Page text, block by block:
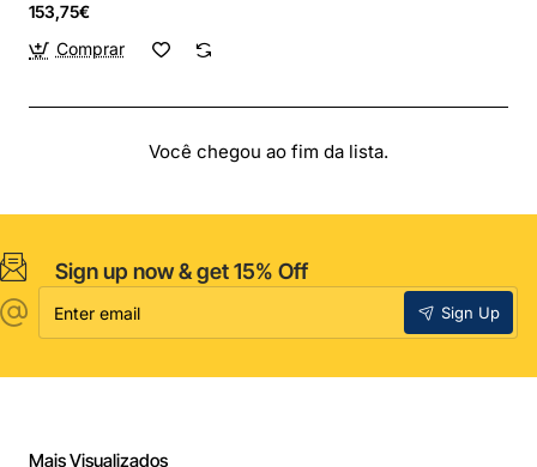
153,75€
Comprar
Você chegou ao fim da lista.
Sign up now & get 15% Off
Enter
email
Sign Up
Mais Visualizados